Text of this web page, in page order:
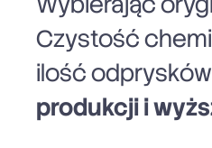
Czystość
ilość
produkcji i